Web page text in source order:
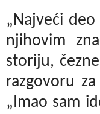
„Najveći
njihovim
storiju,
razgovoru za
„Imao sam